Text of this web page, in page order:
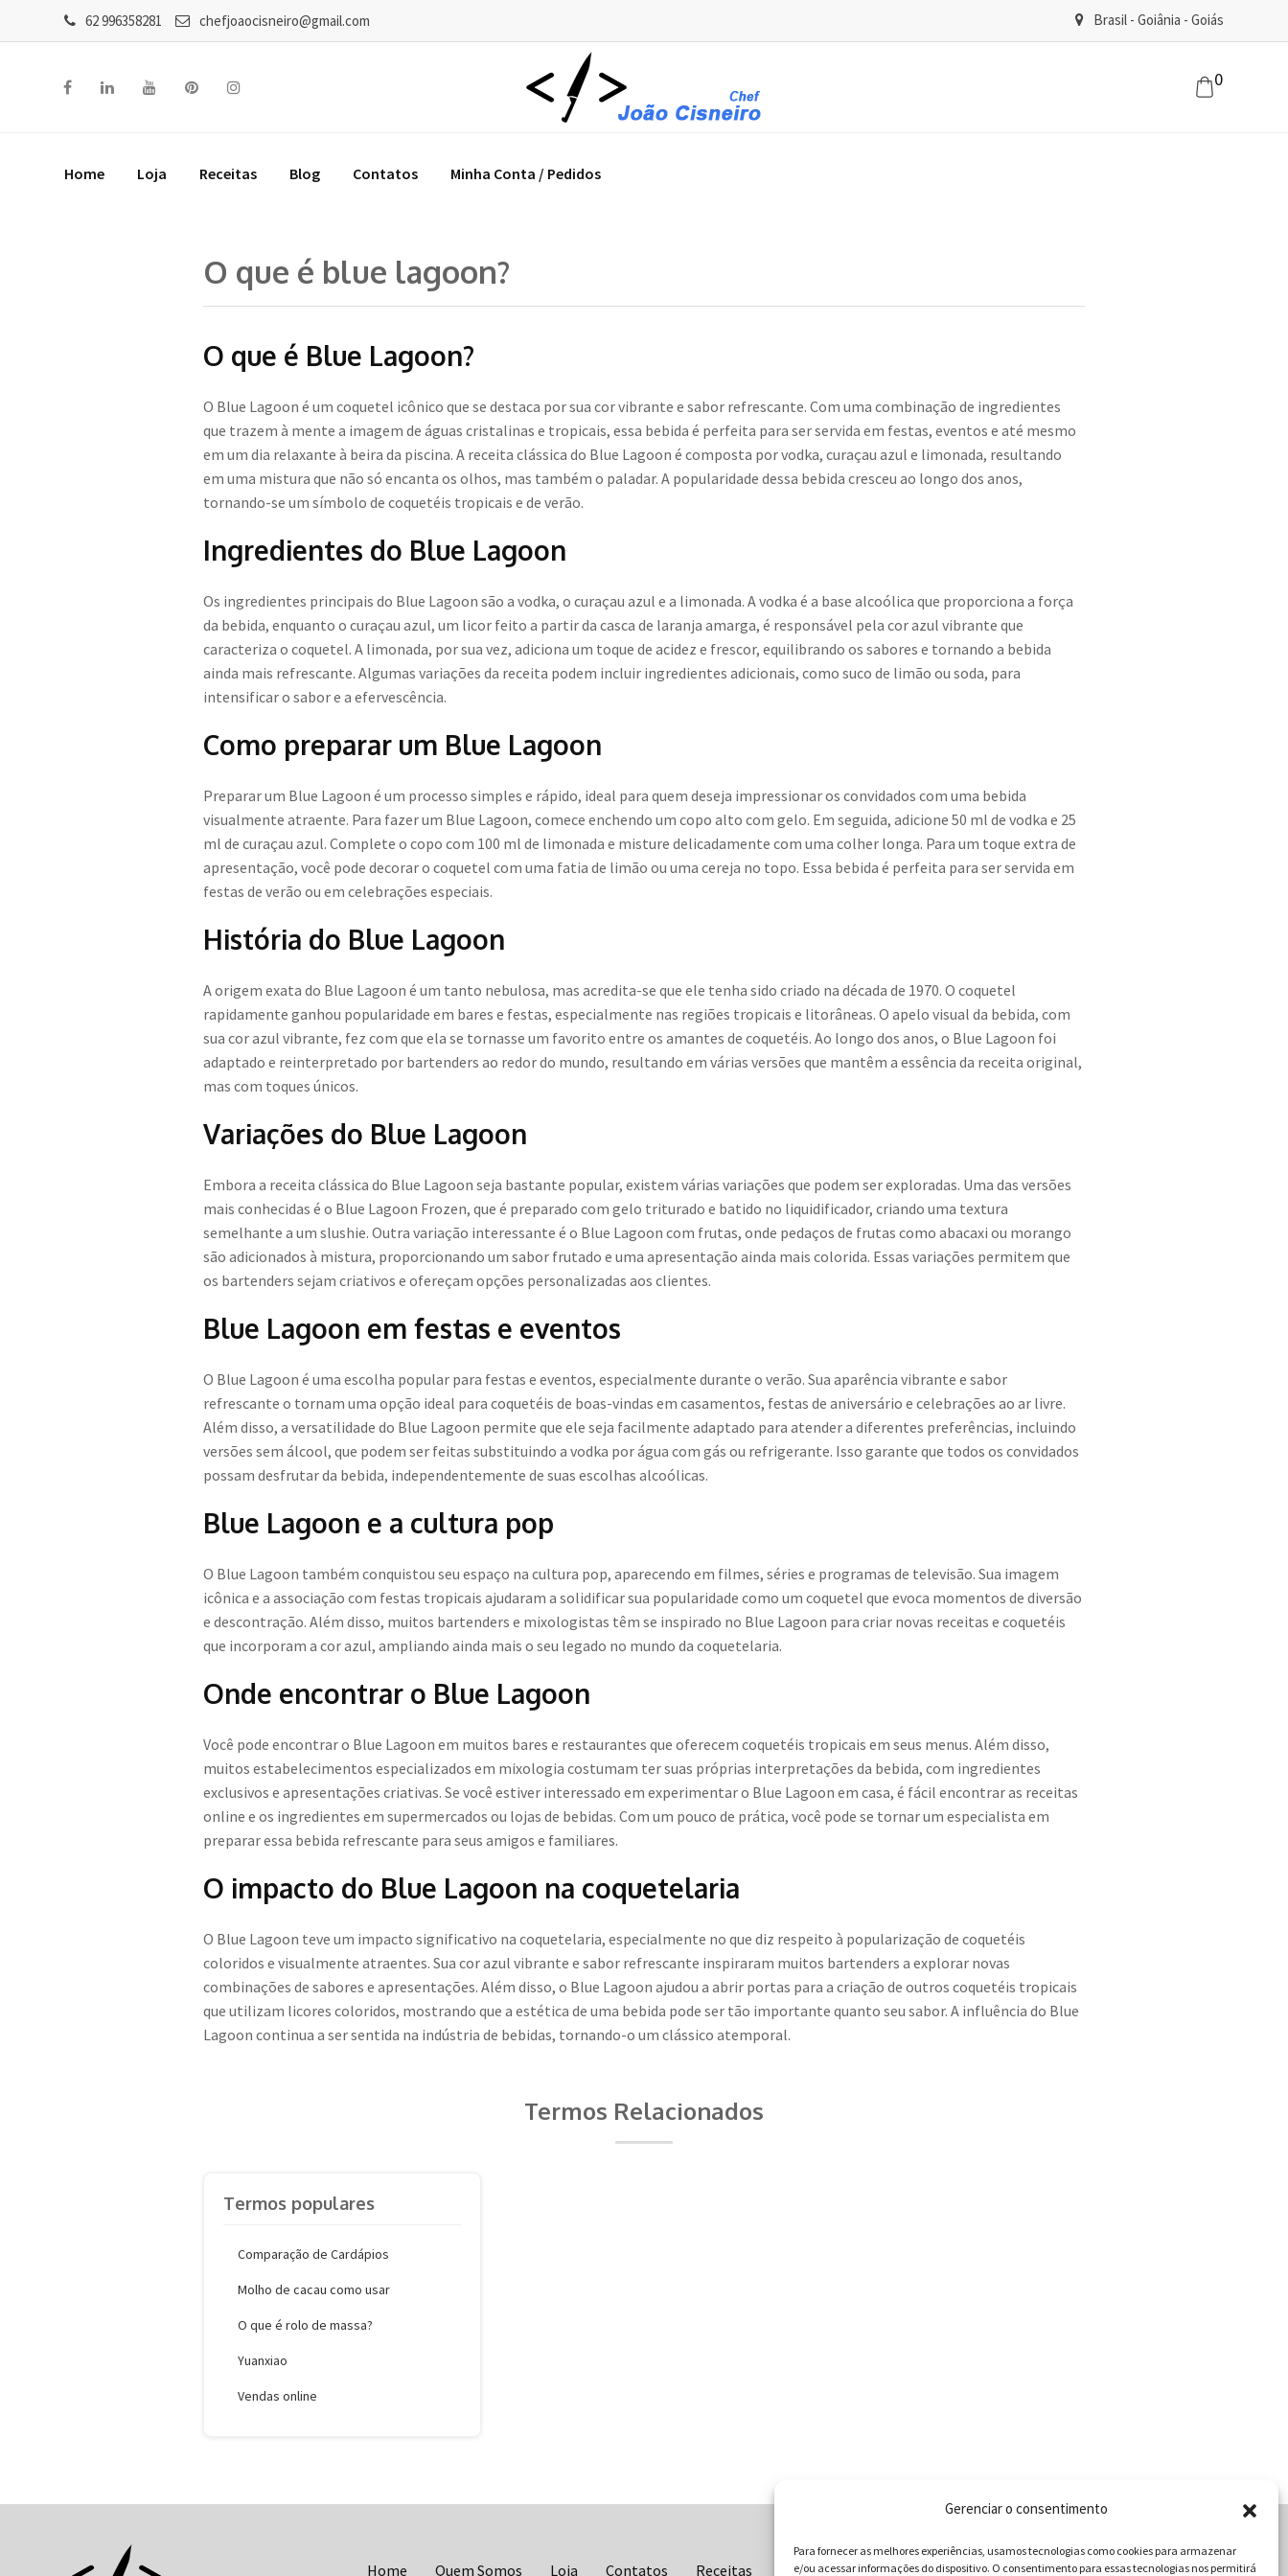
Gerenciar o consentimento
Para fornecer as melhores experiências, usamos tecnologias como cookies para armazenar
e/ou acessar informações do dispositivo. O consentimento para essas tecnologias nos permitirá
62 996358281 chefjoaocisneiro@gmail.com Brasil - Goiânia - Goiás
0
Home Loja Receitas Blog Contatos Minha Conta / Pedidos
O que é blue lagoon?
O que é Blue Lagoon?
O Blue Lagoon é um coquetel icônico que se destaca por sua cor vibrante e sabor refrescante. Com uma combinação de ingredientes
que trazem à mente a imagem de águas cristalinas e tropicais, essa bebida é perfeita para ser servida em festas, eventos e até mesmo
em um dia relaxante à beira da piscina. A receita clássica do Blue Lagoon é composta por vodka, curaçau azul e limonada, resultando
em uma mistura que não só encanta os olhos, mas também o paladar. A popularidade dessa bebida cresceu ao longo dos anos,
tornando-se um símbolo de coquetéis tropicais e de verão.
Ingredientes do Blue Lagoon
Os ingredientes principais do Blue Lagoon são a vodka, o curaçau azul e a limonada. A vodka é a base alcoólica que proporciona a força
da bebida, enquanto o curaçau azul, um licor feito a partir da casca de laranja amarga, é responsável pela cor azul vibrante que
caracteriza o coquetel. A limonada, por sua vez, adiciona um toque de acidez e frescor, equilibrando os sabores e tornando a bebida
ainda mais refrescante. Algumas variações da receita podem incluir ingredientes adicionais, como suco de limão ou soda, para
intensificar o sabor e a efervescência.
Como preparar um Blue Lagoon
Preparar um Blue Lagoon é um processo simples e rápido, ideal para quem deseja impressionar os convidados com uma bebida
visualmente atraente. Para fazer um Blue Lagoon, comece enchendo um copo alto com gelo. Em seguida, adicione 50 ml de vodka e 25
ml de curaçau azul. Complete o copo com 100 ml de limonada e misture delicadamente com uma colher longa. Para um toque extra de
apresentação, você pode decorar o coquetel com uma fatia de limão ou uma cereja no topo. Essa bebida é perfeita para ser servida em
festas de verão ou em celebrações especiais.
História do Blue Lagoon
A origem exata do Blue Lagoon é um tanto nebulosa, mas acredita-se que ele tenha sido criado na década de 1970. O coquetel
rapidamente ganhou popularidade em bares e festas, especialmente nas regiões tropicais e litorâneas. O apelo visual da bebida, com
sua cor azul vibrante, fez com que ela se tornasse um favorito entre os amantes de coquetéis. Ao longo dos anos, o Blue Lagoon foi
adaptado e reinterpretado por bartenders ao redor do mundo, resultando em várias versões que mantêm a essência da receita original,
mas com toques únicos.
Variações do Blue Lagoon
Embora a receita clássica do Blue Lagoon seja bastante popular, existem várias variações que podem ser exploradas. Uma das versões
mais conhecidas é o Blue Lagoon Frozen, que é preparado com gelo triturado e batido no liquidificador, criando uma textura
semelhante a um slushie. Outra variação interessante é o Blue Lagoon com frutas, onde pedaços de frutas como abacaxi ou morango
são adicionados à mistura, proporcionando um sabor frutado e uma apresentação ainda mais colorida. Essas variações permitem que
os bartenders sejam criativos e ofereçam opções personalizadas aos clientes.
Blue Lagoon em festas e eventos
O Blue Lagoon é uma escolha popular para festas e eventos, especialmente durante o verão. Sua aparência vibrante e sabor
refrescante o tornam uma opção ideal para coquetéis de boas-vindas em casamentos, festas de aniversário e celebrações ao ar livre.
Além disso, a versatilidade do Blue Lagoon permite que ele seja facilmente adaptado para atender a diferentes preferências, incluindo
versões sem álcool, que podem ser feitas substituindo a vodka por água com gás ou refrigerante. Isso garante que todos os convidados
possam desfrutar da bebida, independentemente de suas escolhas alcoólicas.
Blue Lagoon e a cultura pop
O Blue Lagoon também conquistou seu espaço na cultura pop, aparecendo em filmes, séries e programas de televisão. Sua imagem
icônica e a associação com festas tropicais ajudaram a solidificar sua popularidade como um coquetel que evoca momentos de diversão
e descontração. Além disso, muitos bartenders e mixologistas têm se inspirado no Blue Lagoon para criar novas receitas e coquetéis
que incorporam a cor azul, ampliando ainda mais o seu legado no mundo da coquetelaria.
Onde encontrar o Blue Lagoon
Você pode encontrar o Blue Lagoon em muitos bares e restaurantes que oferecem coquetéis tropicais em seus menus. Além disso,
muitos estabelecimentos especializados em mixologia costumam ter suas próprias interpretações da bebida, com ingredientes
exclusivos e apresentações criativas. Se você estiver interessado em experimentar o Blue Lagoon em casa, é fácil encontrar as receitas
online e os ingredientes em supermercados ou lojas de bebidas. Com um pouco de prática, você pode se tornar um especialista em
preparar essa bebida refrescante para seus amigos e familiares.
O impacto do Blue Lagoon na coquetelaria
O Blue Lagoon teve um impacto significativo na coquetelaria, especialmente no que diz respeito à popularização de coquetéis
coloridos e visualmente atraentes. Sua cor azul vibrante e sabor refrescante inspiraram muitos bartenders a explorar novas
combinações de sabores e apresentações. Além disso, o Blue Lagoon ajudou a abrir portas para a criação de outros coquetéis tropicais
que utilizam licores coloridos, mostrando que a estética de uma bebida pode ser tão importante quanto seu sabor. A influência do Blue
Lagoon continua a ser sentida na indústria de bebidas, tornando-o um clássico atemporal.
Termos Relacionados
Termos populares
Comparação de Cardápios
Molho de cacau como usar
O que é rolo de massa?
Yuanxiao
Vendas online
Home Quem Somos Loja Contatos Receitas Blog Vocabulário da Gastronomia